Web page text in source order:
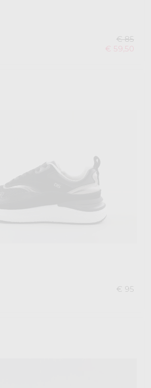
€ 85
€ 59,50
€ 95